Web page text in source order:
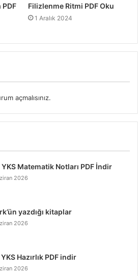
Filizlenme Ritmi PDF Oku
1 Aralık 2024
açmalısınız.
Matematik Notları PDF İndir
2026
yazdığı kitaplar
2026
Hazırlık PDF indir
2026